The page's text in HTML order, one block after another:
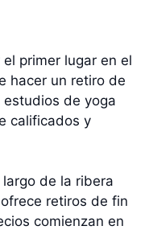
primer lugar en el
hacer un retiro de
de yoga
calificados y
de la ribera
ofrece retiros de fin
comienzan en